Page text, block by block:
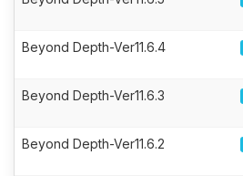
Beyond Depth-Ver11.6.4
Beyond Depth-Ver11.6.3
Beyond Depth-Ver11.6.2